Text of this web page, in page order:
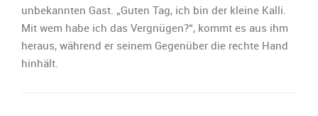
unbekannten Gast. „Guten Tag, ich bin der kleine Kalli.
Mit wem habe ich das Vergnügen?“, kommt es aus ihm
heraus, während er seinem Gegenüber die rechte Hand
hinhält.